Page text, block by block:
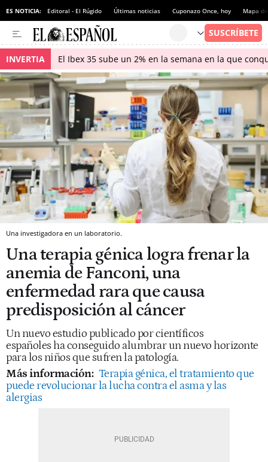
ES NOTICIA: Editoral - El Rúgido Últimas noticias Cuponazo Once, hoy Mapa
INVERTIA El Ibex 35 sube un 2% en la semana en la que
Una investigadora en un laboratorio.
Una terapia génica logra frenar la
anemia de Fanconi, una
enfermedad rara que causa
predisposición al cáncer
Un nuevo estudio publicado por científicos
españoles ha conseguido alumbrar un nuevo horizonte
para los niños que sufren la patología.
Más información: Terapia génica, el tratamiento que
puede revolucionar la lucha contra el asma y las
alergias